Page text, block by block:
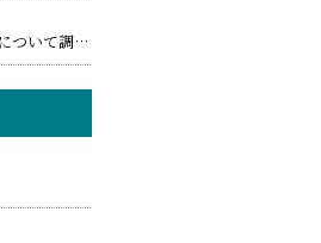
今さら聞けない？お盆について調べてみました！